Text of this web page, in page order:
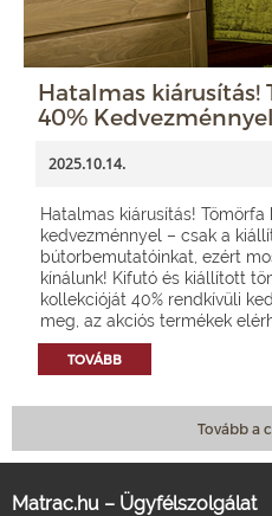
Hatalmas
40% Kedvezménnyel
2025.10.14.
Hatalmas kiárusítás! Tömörfa
kedvezménnyel – csak a
bútorbemutatóinkat, ezért
kínálunk! Kifutó és kiállított
kollekcióját 40% rendkívüli
meg, az akciós termékek
TOVÁBB
Tovább a
Matrac.hu – Ügyfélszolgálat